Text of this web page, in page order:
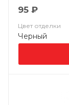
95 ₽
Цвет отделки
Черный